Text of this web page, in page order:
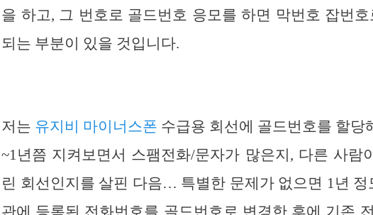
을 하고, 그 번호로 골드번호 응모를 하면 막번호 잡번
되는 부분이 있을 것입니다.
저는 유지비 마이너스폰 수급용 회선에 골드번호를 할당
~1년쯤 지켜보면서 스팸전화/문자가 많은지, 다른 사람
린 회선인지를 살핀 다음… 특별한 문제가 없으면 1년 정